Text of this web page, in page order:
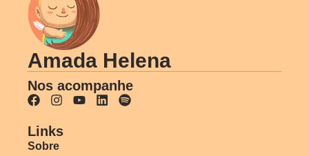
Amada Helena
Nos acompanhe
Links
Sobre